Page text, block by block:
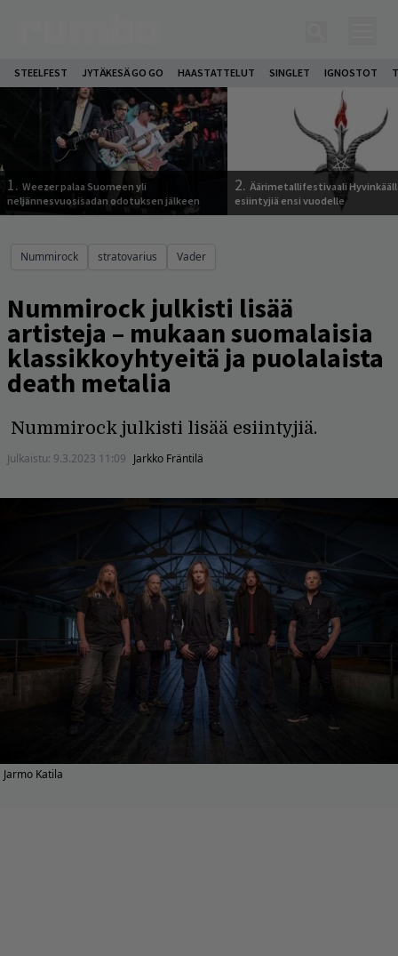
STEELFEST JYTÄKESÄ GO GO HAASTATTELUT SINGLET IGNOSTOT
1. Weezer palaa Suomeen yli
neljännesvuosisadan odotuksen jälkeen
2. Äärimetallifestivaali
esiintyjiä ensi vuodelle
Nummirock stratovarius Vader
Nummirock julkisti lisää
artisteja – mukaan suomalaisia
klassikkoyhtyeitä ja puolalaista
death metalia
Nummirock julkisti lisää esiintyjiä.
Julkaistu: 9.3.2023 11:09 Jarkko Fräntilä
Jarmo Katila